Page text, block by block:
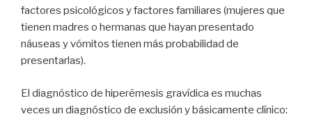
factores psicológicos y factores familiares (mujeres que
tienen madres o hermanas que hayan presentado
náuseas y vómitos tienen más probabilidad de
presentarlas).
El diagnóstico de hiperémesis gravídica es muchas
veces un diagnóstico de exclusión y básicamente clínico: